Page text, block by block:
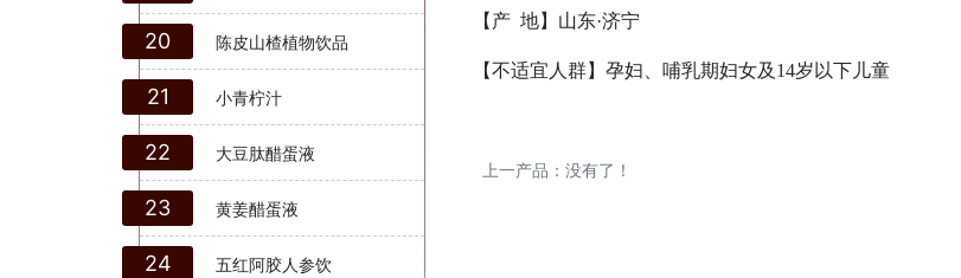
20 陈皮山楂植物饮品
21 小青柠汁
22 大豆肽醋蛋液
23 黄姜醋蛋液
24 五红阿胶人参饮
【产 地】山东·济宁
【不适宜人群】孕妇、哺乳期妇女及14岁以下儿童
上一产品：没有了！